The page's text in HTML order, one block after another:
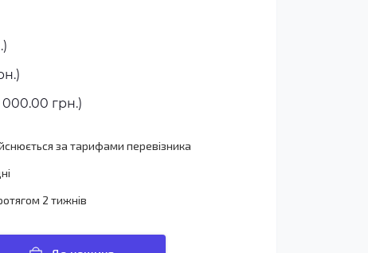
грн.)
за тарифами перевізника
2 тижнів